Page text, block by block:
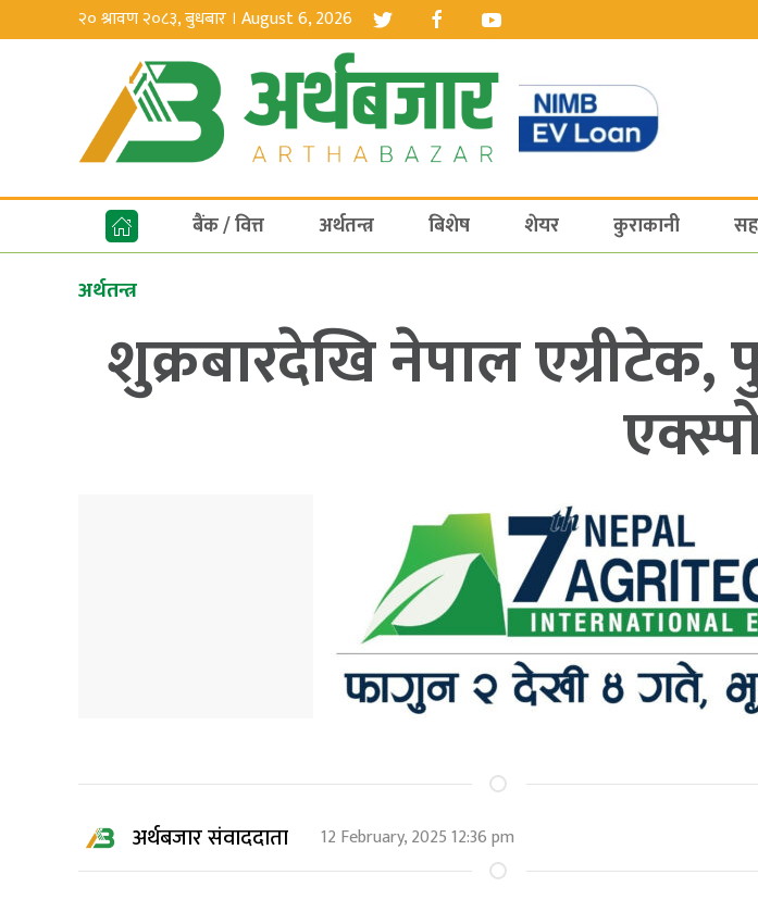
२० श्रावण २०८३, बुधबार । August 6, 2026
बैंक / वित्त अर्थतन्त्र बिशेष शेयर कुराकानी
अर्थतन्त्र
शुक्रबारदेखि नेपाल
अर्थबजार संवाददाता 12 February, 2025 12:36 pm